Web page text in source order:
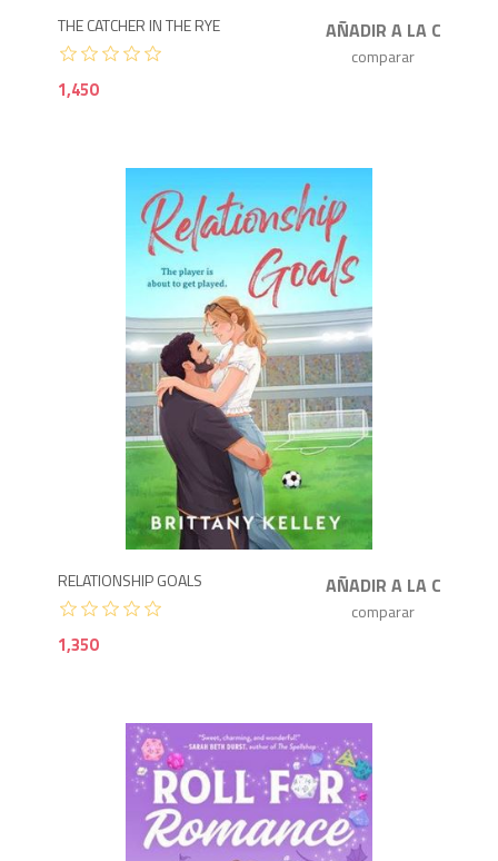
THE CATCHER IN THE RYE
1,450
RELATIONSHIP GOALS
1,350